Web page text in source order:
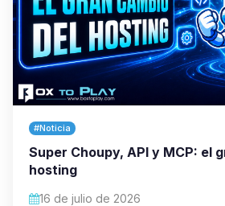
#Noticia
Super Choupy, API y MCP: el
hosting
16 de julio de 2026